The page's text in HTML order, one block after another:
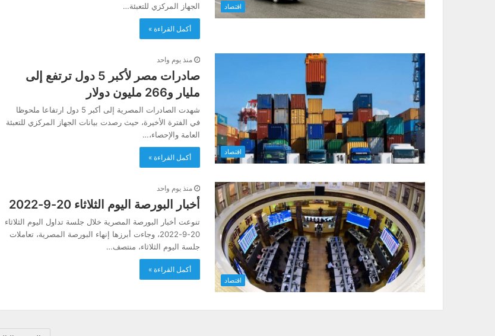
اقتصاد
الجهاز المركزي للتعبئة…
أكمل القراءة »
اقتصاد
منذ يوم واحد
صادرات مصر لأكبر 5 دول ترتفع إلى
مليار و266 مليون دولار
شهدت الصادرات المصرية إلى أكبر 5 دول ارتفاعا ملحوظا
في الفترة الأخيرة، حيث رصدت بيانات الجهاز المركزي للتعبئة
العامة والإحصاء،…
أكمل القراءة »
اقتصاد
منذ يوم واحد
أخبار البورصة اليوم الثلاثاء 20-9-2022
تنوعت أخبار البورصة المصرية خلال جلسة تداول اليوم الثلاثاء
20-9-2022، وجاءت أبرزها إنهاء البورصة المصرية، تعاملات
جلسة اليوم الثلاثاء، منتصف…
أكمل القراءة »